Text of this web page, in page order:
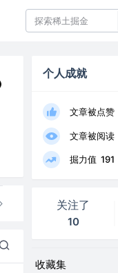
个人成就
文章被点赞
文章被阅读
掘力值 191
关注了
10
收藏集